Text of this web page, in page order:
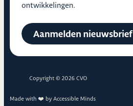
ontwikkelingen.
Aanmelden nieuwsbrief
Copyright © 2026 CVO
Made with ❤️ by Accessible Minds